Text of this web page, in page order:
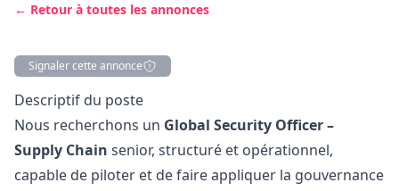
← Retour à toutes les annonces
Signaler cette annonce
Description
Descriptif du poste
Nous recherchons un Global Security Officer –
Supply Chain senior, structuré et opérationnel,
capable de piloter et de faire appliquer la gouvernance